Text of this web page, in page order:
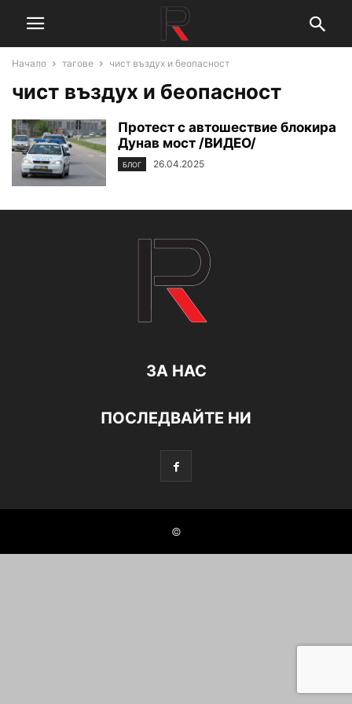
Начало тагове чист въздух и беопасност
чист въздух и беопасност
Протест с автошествие блокира
Дунав мост /ВИДЕО/
БЛОГ 26.04.2025
ЗА НАС
ПОСЛЕДВАЙТЕ НИ
©